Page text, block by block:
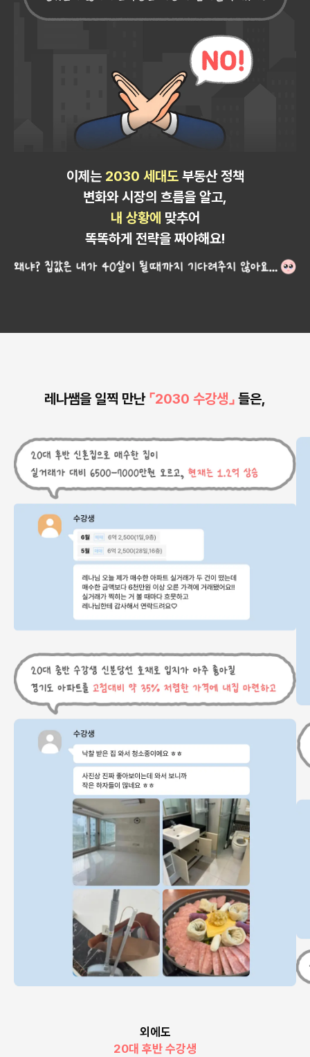
이제는2030 세대도부동산 정책
변화와 시장의 흐름을 알고,
내 상황에 맞추어
똑똑하게 전략을 짜야해요!
레나쌤을 일찍 만난 ⌜2030 수강생⌟ 들은,
외에도
20대 중반 수강생
관악구 내집마련
20대 수강생
광명 청약 당첨
20대 신혼부부
동탄 1급지 갭투자
30대 초반 수강생
강서구 아파트 경매 낙찰
20대 후반 수강생
안전마진 2억 재건축 아파트 매수
은평구 대장아파트 갭투자
30대 초반 수강생